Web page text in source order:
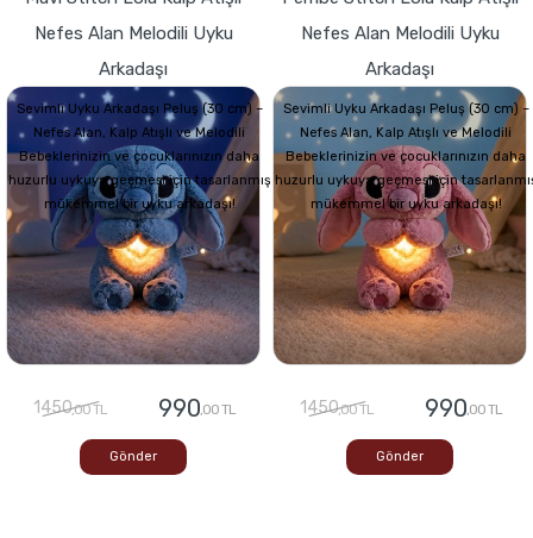
Nefes Alan Melodili Uyku
Arkadaşı
Sevimli Uyku Arkadaşı Peluş (30 cm) –
Nefes Alan, Kalp Atışlı ve Melodili
Bebeklerinizin ve çocuklarınızın daha
huzurlu uykuya geçmesi için tasarlanmış
mükemmel bir uyku arkadaşı!
1450,00 TL 990,00 TL
Gönder
Nefes Alan Melodili Uyku
Arkadaşı
Sevimli Uyku Arkadaşı Peluş (30 cm) –
Nefes Alan, Kalp Atışlı ve Melodili
Bebeklerinizin ve çocuklarınızın daha
huzurlu uykuya geçmesi için
mükemmel bir uyku arkadaşı!
1450,00 TL 990,00 TL
Gönder